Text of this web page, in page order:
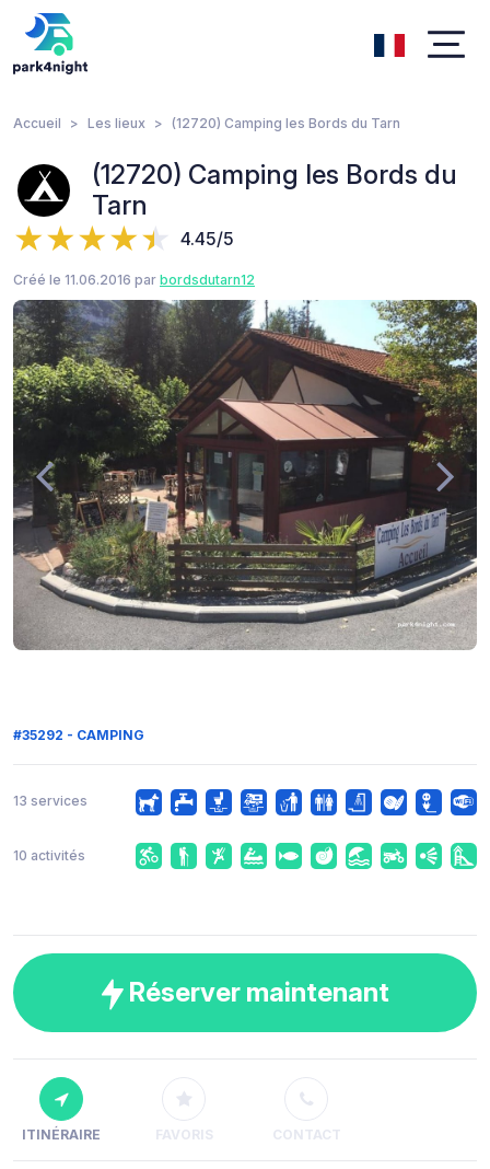
Accueil Les lieux (12720) Camping les Bords du Tarn
(12720) Camping les Bords du
Tarn
4.45/5
Créé le 11.06.2016 par bordsdutarn12
#35292 - CAMPING
13 services
10 activités
Réserver maintenant
ITINÉRAIRE FAVORIS CONTACT